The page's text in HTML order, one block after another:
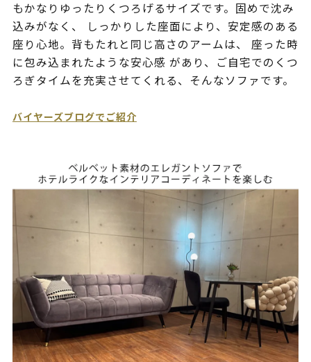
もかなりゆったりくつろげるサイズです。固めで沈み
込みがなく、 しっかりした座面により、安定感のある
座り心地。背もたれと同じ高さのアームは、 座った時
に包み込まれたような安心感 があり、ご自宅でのくつ
ろぎタイムを充実させてくれる、そんなソファです。
バイヤーズブログでご紹介